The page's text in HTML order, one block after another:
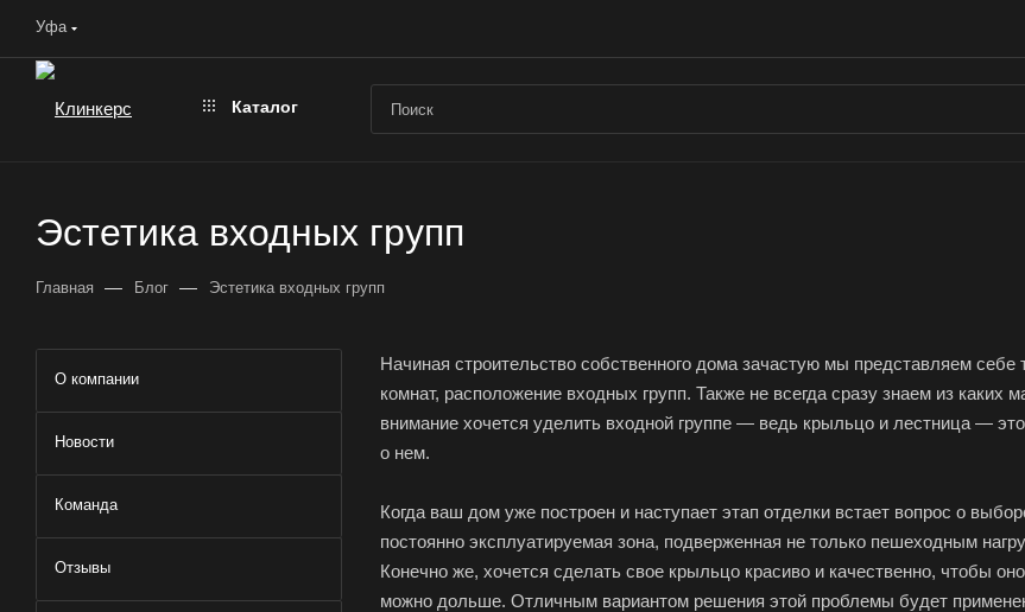
Уфа
Каталог
Эстетика входных групп
Главная — Блог — Эстетика входных групп
Начиная строительство собственного дома зачастую мы представляем
комнат, расположение входных групп. Также не всегда сразу знаем из
внимание хочется уделить входной группе — ведь крыльцо и лестница —
о нем.
Когда ваш дом уже построен и наступает этап отделки встает вопрос о
постоянно эксплуатируемая зона, подверженная не только пешеходным
Конечно же, хочется сделать свое крыльцо красиво и качественно, чтобы
можно дольше. Отличным вариантом решения этой проблемы будет
О компании
Новости
Команда
Отзывы